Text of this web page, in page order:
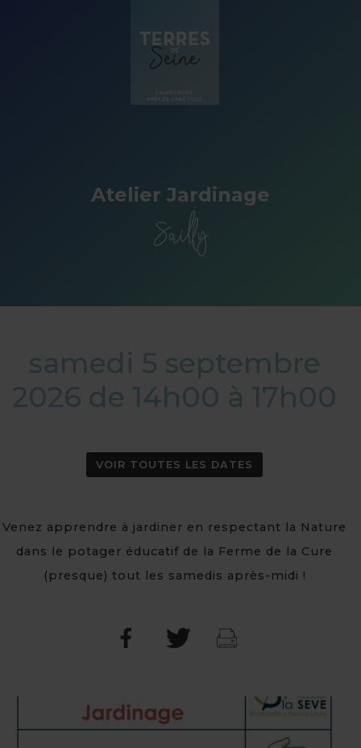
Atelier Jardinage
Sailly
samedi 5 septembre
2026 de 14h00 à 17h00
VOIR TOUTES LES DATES
Venez apprendre à jardiner en respectant la Nature
dans le potager éducatif de la Ferme de la Cure
(presque) tout les samedis après-midi !